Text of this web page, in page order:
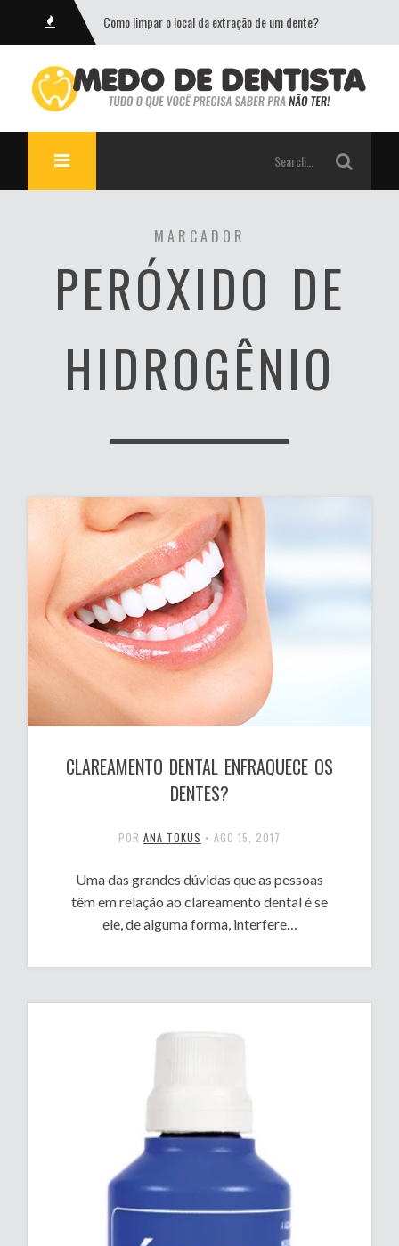
Como limpar o local da extração de um dente?
MARCADOR
PERÓXIDO DE
HIDROGÊNIO
CLAREAMENTO DENTAL ENFRAQUECE OS
DENTES?
POR ANA TOKUS • AGO 15, 2017
Uma das grandes dúvidas que as pessoas
têm em relação ao clareamento dental é se
ele, de alguma forma, interfere…